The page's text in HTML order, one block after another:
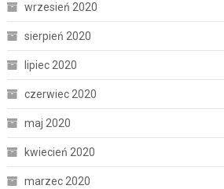
wrzesień 2020
sierpień 2020
lipiec 2020
czerwiec 2020
maj 2020
kwiecień 2020
marzec 2020